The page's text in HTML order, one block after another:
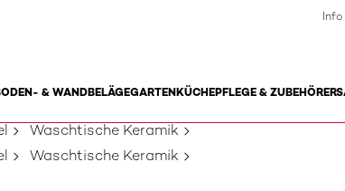
& WANDBELÄGEGARTENKÜCHEPFLEGE & ZUBEHÖR
Info
Waschtische Keramik
Waschtische Keramik